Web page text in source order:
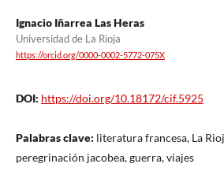
Ignacio Iñarrea Las Heras
Universidad de La Rioja
https://orcid.org/0000-0002-5772-075X
DOI: https://doi.org/10.18172/cif.5925
Palabras clave: literatura francesa, La
peregrinación jacobea, guerra, viajes